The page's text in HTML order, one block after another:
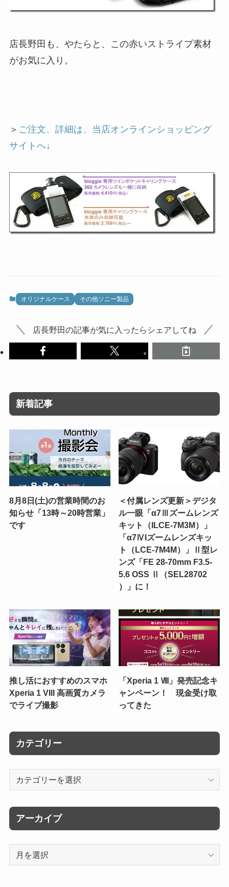
店長野田も、やたらと、この赤いストライプ素材
がお気に入り。
＞ ご注文、詳細は、当店オンラインショッピング
サイトへ↓
オリジナルケース その他ソニー製品
店長野田の記事が気に入ったらシェアしてね
新着記事
8月8日(土)の営業時間のお
知らせ「13時～20時営業」
です
＜付属レンズ更新＞デジタ
ル一眼「α7Ⅲズームレンズ
キット（ILCE-7M3M）」
「α7ⅣIズームレンズキッ
ト（LCE-7M4M）」Ⅱ型レ
ンズ「FE 28-70mm F3.5-
5.6 OSS Ⅱ（SEL28702
）」に！
推し活におすすめのスマホ
Xperia 1 VIII 高画質カメラ
でライブ撮影
「Xperia 1 Ⅷ」発売記念キ
ャンペーン！ 現金受け取
ってきた
カテゴリー
リ
ー
アーカイブ